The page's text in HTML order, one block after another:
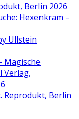
Berlin 2026
Hexenkram –
Ullstein
Magische
Verlag,
Reprodukt, Berlin